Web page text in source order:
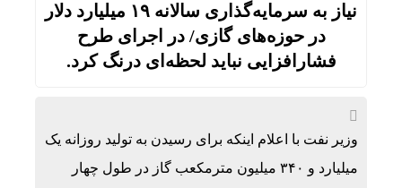
نیاز به سرمایه‌گذاری سالانه ۱۹ میلیارد دلار
در حوزه‌های گازی/ در اجرای طرح
فشارافزایی نباید لحظه‌ای درنگ کرد.
وزیر نفت با اعلام اینکه برای رسیدن به تولید روزانه یک
میلیارد و ۳۴۰ میلیون مترمکعب گاز در طول چهار